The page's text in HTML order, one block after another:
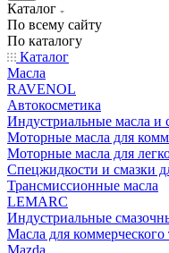
Каталог
По всему сайту
По каталогу
Каталог
Масла
RAVENOL
Автокосметика
Индустриальные масла и
Моторные масла для
Моторные масла для
Спецжидкости и смазки
Трансмиссионные масла
LEMARC
Индустриальные
Масла для коммерческого
Mazda